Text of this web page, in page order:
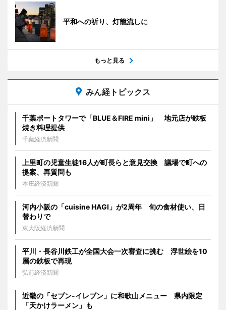
平和への祈り、灯籠流しに
もっと見る
みん経トピックス
千葉ポートタワーで「BLUE＆FIRE mini」 地元店が鉄板
焼き料理提供
千葉経済新聞
上里町の児童生徒16人が町長らと意見交換 議場で町への
提案、再質問も
本庄経済新聞
河内小阪の「cuisine HAGI」が2周年 旬の食材使い、日
替わりで
東大阪経済新聞
平川・長谷川鉄工が全国大会一次審査に挑む 浮世絵を10
層の鉄板で再現
弘前経済新聞
近畿の「セブン-イレブン」に和歌山メニュー 県内限定
「天かけラーメン」も